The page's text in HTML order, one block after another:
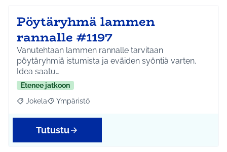
Pöytäryhmä lammen
rannalle #1197
Vanutehtaan lammen rannalle tarvitaan
pöytäryhmiä istumista ja eväiden syöntiä varten.
Idea saatu…
Etenee jatkoon
Rajaa tulokset aihepiirin mukaan: Jokela
Jokela Rajaa tulokset teeman mukaan: Ympäristö
Ympäristö
Tutustu